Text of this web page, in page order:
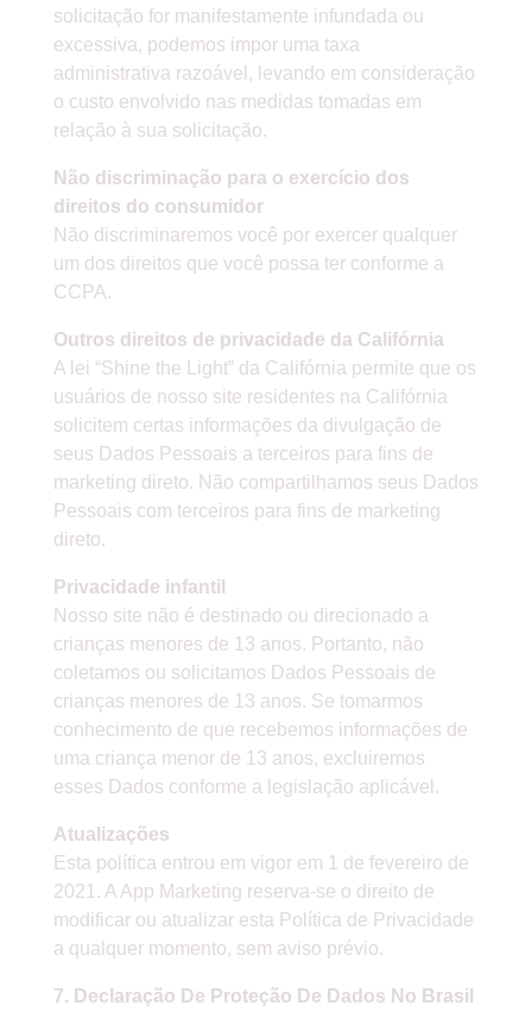
solicitação for manifestamente infundada ou
excessiva, podemos impor uma taxa
administrativa razoável, levando em consideração
o custo envolvido nas medidas tomadas em
relação à sua solicitação.
Não discriminação para o exercício dos
direitos do consumidor
Não discriminaremos você por exercer qualquer
um dos direitos que você possa ter conforme a
CCPA.
Outros direitos de privacidade da Califórnia
A lei “Shine the Light” da Califórnia permite que os
usuários de nosso site residentes na Califórnia
solicitem certas informações da divulgação de
seus Dados Pessoais a terceiros para fins de
marketing direto. Não compartilhamos seus Dados
Pessoais com terceiros para fins de marketing
direto.
Privacidade infantil
Nosso site não é destinado ou direcionado a
crianças menores de 13 anos. Portanto, não
coletamos ou solicitamos Dados Pessoais de
crianças menores de 13 anos. Se tomarmos
conhecimento de que recebemos informações de
uma criança menor de 13 anos, excluiremos
esses Dados conforme a legislação aplicável.
Atualizações
Esta política entrou em vigor em 1 de fevereiro de
2021. A App Marketing reserva-se o direito de
modificar ou atualizar esta Política de Privacidade
a qualquer momento, sem aviso prévio.
7. Declaração De Proteção De Dados No Brasil